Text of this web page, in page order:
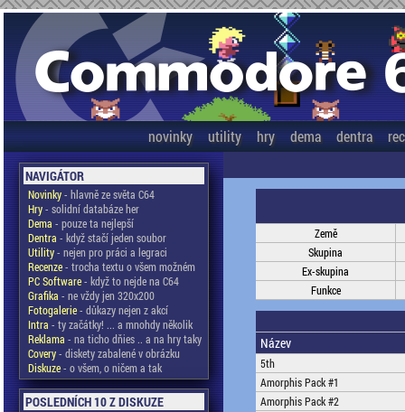
novinky utility hry dema dentra
NAVIGÁTOR
Novinky- hlavně ze světa C64
Hry- solidní databáze her
Dema - pouze ta nejlepší
Dentra - když stačí jeden soubor
Utility- nejen pro práci a legraci
Recenze- trocha textu o všem možném
PC Software- když to nejde na C64
Grafika - ne vždy jen 320x200
Fotogalerie- důkazy nejen z akcí
Intra - ty začátky! ... a mnohdy několik
Reklama - na ticho dňies .. a na hry taky
Covery- diskety zabalené v obrázku
Diskuze- o všem, o ničem a tak
POSLEDNÍCH 10 Z DISKUZE
Země
Skupina
Ex-skupina
Funkce
Název
5th
Amorphis Pack #1
Amorphis Pack #2